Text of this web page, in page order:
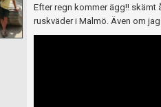
Efter regn kommer ägg!! skämt
ruskväder i Malmö. Även om